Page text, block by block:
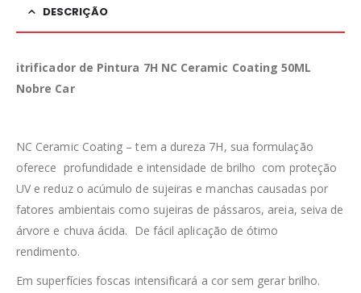
DESCRIÇÃO
itrificador de Pintura 7H NC Ceramic Coating 50ML
Nobre Car
NC Ceramic Coating – tem a dureza 7H, sua formulação
oferece profundidade e intensidade de brilho com proteção
UV e reduz o acúmulo de sujeiras e manchas causadas por
fatores ambientais como sujeiras de pássaros, areia, seiva de
rvore e chuva ácida. De fácil aplicação de ótimo
rendimento.
Em superfícies foscas intensificará a cor sem gerar brilho.